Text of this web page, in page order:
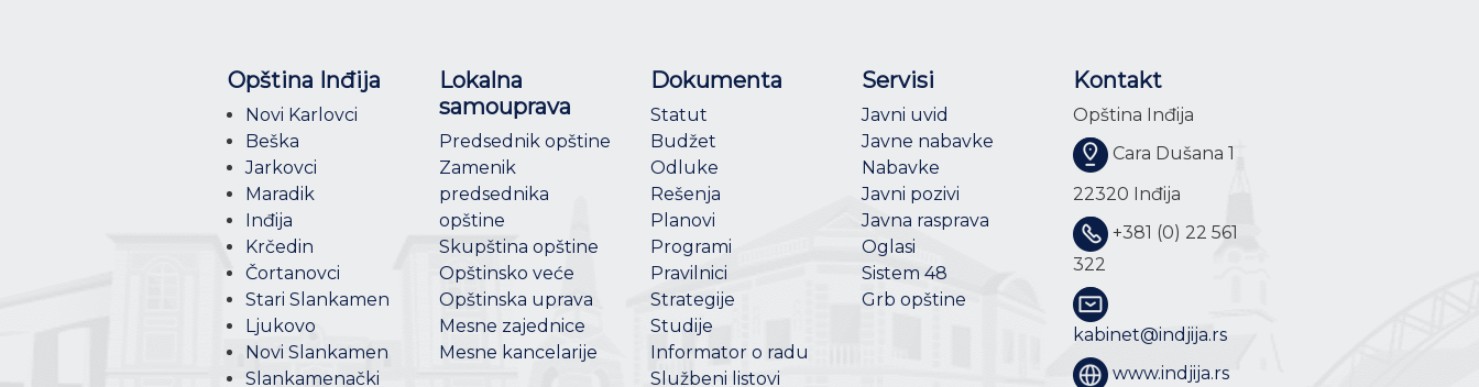
Opština Inđija
Novi Karlovci
Beška
Jarkovci
Maradik
Inđija
Krčedin
Čortanovci
Stari Slankamen
Ljukovo
Novi Slankamen
Slankamenački
Lokalna
samouprava
Predsednik opštine
Zamenik
predsednika
opštine
Skupština opštine
Opštinsko veće
Opštinska uprava
Mesne zajednice
Mesne kancelarije
Dokumenta
Statut
Budžet
Odluke
Rešenja
Planovi
Programi
Pravilnici
Strategije
Studije
Informator o radu
Službeni listovi
Servisi
Javni uvid
Javne nabavke
Nabavke
Javni pozivi
Javna rasprava
Oglasi
Sistem 48
Grb opštine
Kontakt
Opština Inđija
Cara Dušana 1
22320 Inđija
+381 (0) 22 561
322
kabinet@indjija.rs
www.indjija.rs